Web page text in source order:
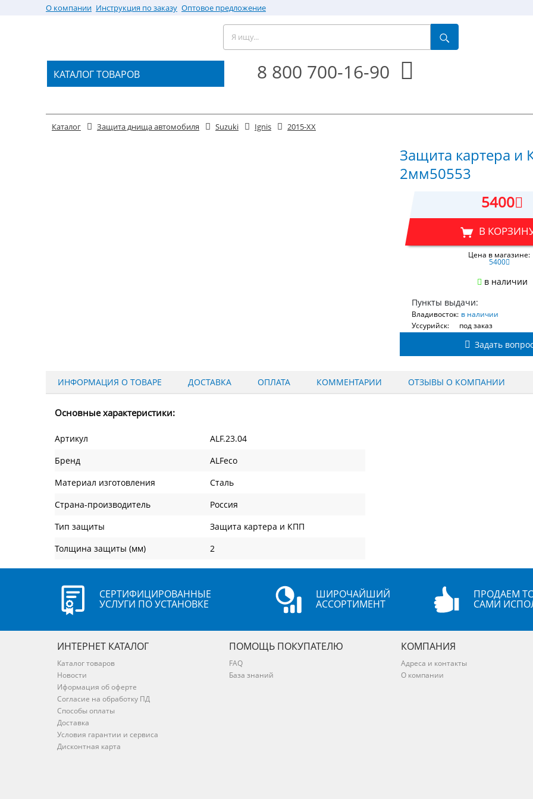
О компании Инструкция по заказу Оптовое предложение
КАТАЛОГ ТОВАРОВ 8 800 700-16-90
Каталог Защита днища автомобиля Suzuki Ignis 2015-XX
Защита картера и
2мм50553
5400
В
Цена в магазине:
5400
в наличии
Пункты выдачи:
Владивосток: в наличии
Уссурийск:
под заказ
Задать
ИНФОРМАЦИЯ О ТОВАРЕ ДОСТАВКА ОПЛАТА КОММЕНТАРИИ ОТЗЫВЫ О КОМПАНИИ
Основные характеристики:
Артикул
ALF.23.04
Бренд
ALFeco
Материал изготовления
Сталь
Страна-производитель
Россия
Тип защиты
Защита картера и КПП
Толщина защиты (мм)
2
СЕРТИФИЦИРОВАННЫЕ
УСЛУГИ ПО УСТАНОВКЕ
ШИРОЧАЙШИЙ
АССОРТИМЕНТ
ПРОДАЕМ
САМИ
ИНТЕРНЕТ КАТАЛОГ
Каталог товаров
Новости
Иформация об оферте
Согласие на обработку ПД
Способы оплаты
Доставка
Условия гарантии и сервиса
Дисконтная карта
ПОМОЩЬ ПОКУПАТЕЛЮ
FAQ
База знаний
КОМПАНИЯ
Адреса и контакты
О компании